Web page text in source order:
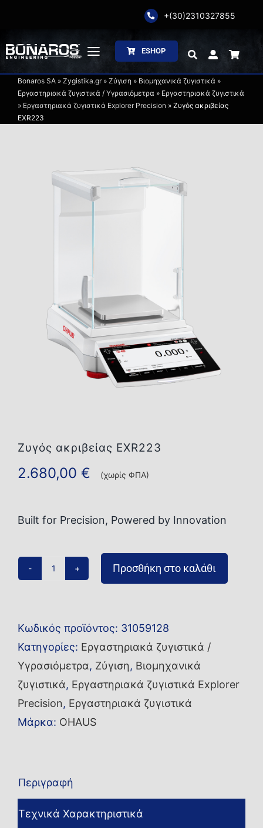
content
+(30)2310327855
Toggle
Navigation
Αρχική
Η Εταιρία
Συσκευασία
ESHOP
Bonaros SA» Zygistika.gr» Ζύγιση » Βιομηχανικά ζυγιστικά »
Εργαστηριακά ζυγιστικά / Υγρασιόμετρα » Εργαστηριακά ζυγιστικά
» Εργαστηριακά ζυγιστικά Explorer Precision » Ζυγός ακριβείας
EXR223
Ζυγός ακριβείας EXR223
2.680,00 € (χωρίς ΦΠΑ)
Built for Precision, Powered by Innovation
ποσότητα
Προσθήκη στο καλάθι
Κωδικός προϊόντος: 31059128
Κατηγορίες: Εργαστηριακά ζυγιστικά /
Υγρασιόμετρα, Ζύγιση, Βιομηχανικά
ζυγιστικά, Εργαστηριακά ζυγιστικά Explorer
Precision, Εργαστηριακά ζυγιστικά
Μάρκα: OHAUS
Περιγραφή
Τεχνικά Χαρακτηριστικά